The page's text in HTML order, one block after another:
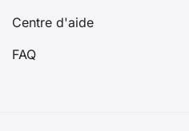
Centre d'aide
FAQ